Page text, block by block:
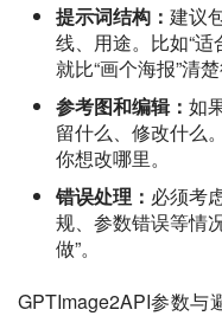
提示词结构： 建议
线、用途。比如“
就比“画个海报”清楚
参考图和编辑： 如
留什么、修改什么
你想改哪里。
错误处理： 必须考
规、参数错误等情
做”。
GPTImage2API参数与